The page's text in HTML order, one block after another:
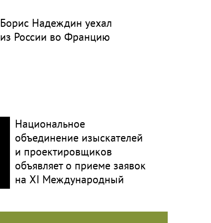
Борис Надеждин уехал
из России во Францию
Национальное
объединение изыскателей
и проектировщиков
объявляет о приеме заявок
на XI Международный